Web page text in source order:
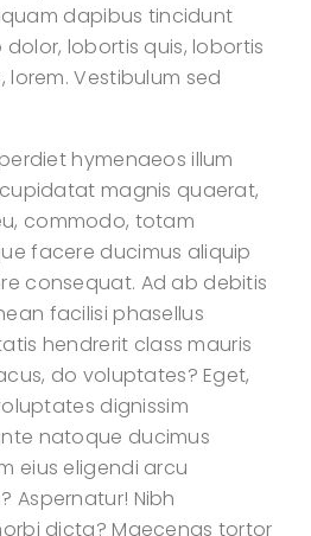
dapibus tincidunt
dolor, lobortis quis, lobortis
lorem. Vestibulum sed
hymenaeos illum
magnis quaerat,
commodo, totam
facere ducimus aliquip
consequat. Ad ab debitis
facilisi phasellus
hendrerit class mauris
do voluptates? Eget,
dignissim
natoque ducimus
eius eligendi arcu
Aspernatur! Nibh
dicta? Maecenas tortor